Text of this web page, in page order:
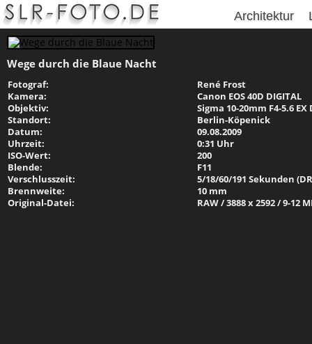
Architektur
Wege durch die Blaue Nacht
Fotograf:
René Frost
Kamera:
Canon EOS 40D DIGITAL
Objektiv:
Sigma 10-20mm F4-5.6 EX
Standort:
Berlin-Köpenick
Datum:
09.08.2009
Uhrzeit:
0:31 Uhr
ISO-Wert:
200
Blende:
F11
Verschlusszeit:
5/18/60/191 Sekunden
Brennweite:
10 mm
Original-Datei:
RAW / 3888 x 2592 / 9-12